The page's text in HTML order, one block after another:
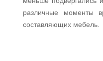
различные моменты
составляющих мебель.